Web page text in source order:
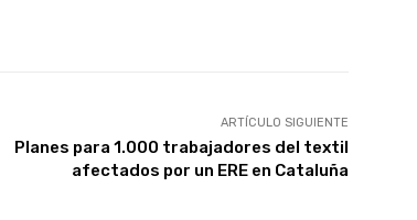
ARTÍCULO SIGUIENTE
Planes para 1.000 trabajadores del textil
afectados por un ERE en Cataluña